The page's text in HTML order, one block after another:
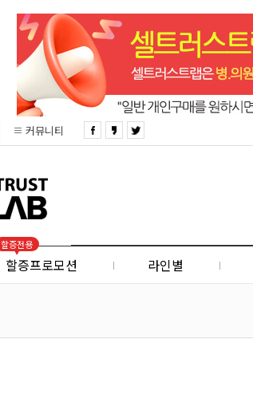
커뮤니티
할증전용
할증프로모션 라인별